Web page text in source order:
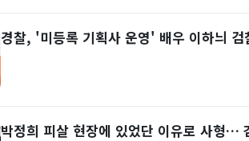
경찰, '미등록 기획사 운영' 배우 이하늬 검
박정희 피살 현장에 있었단 이유로 사형…